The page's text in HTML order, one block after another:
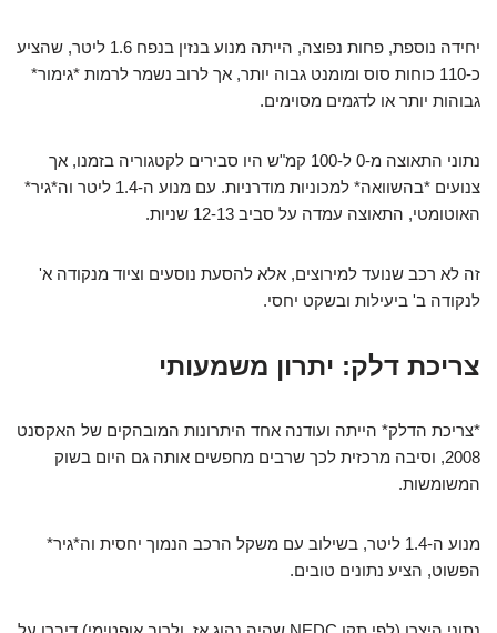
יחידה נוספת, פחות נפוצה, הייתה מנוע בנזין בנפח 1.6 ליטר, שהציע
כ-110 כוחות סוס ומומנט גבוה יותר, אך לרוב נשמר לרמות *גימור*
גבוהות יותר או לדגמים מסוימים.
נתוני התאוצה מ-0 ל-100 קמ"ש היו סבירים לקטגוריה בזמנו, אך
צנועים *בהשוואה* למכוניות מודרניות. עם מנוע ה-1.4 ליטר וה*גיר*
האוטומטי, התאוצה עמדה על סביב 12-13 שניות.
זה לא רכב שנועד למירוצים, אלא להסעת נוסעים וציוד מנקודה א'
לנקודה ב' ביעילות ובשקט יחסי.
צריכת דלק: יתרון משמעותי
*צריכת הדלק* הייתה ועודנה אחד היתרונות המובהקים של האקסנט
2008, וסיבה מרכזית לכך שרבים מחפשים אותה גם היום בשוק
המשומשות.
מנוע ה-1.4 ליטר, בשילוב עם משקל הרכב הנמוך יחסית וה*גיר*
הפשוט, הציע נתונים טובים.